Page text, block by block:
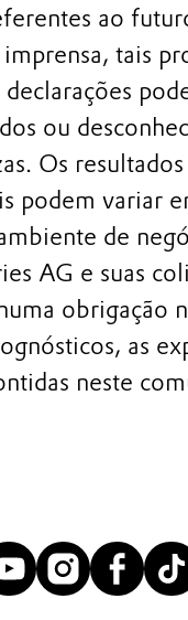
ao
tais
declarações
ou
Os resultados
podem variar
de
AG e suas
obrigação
as
neste